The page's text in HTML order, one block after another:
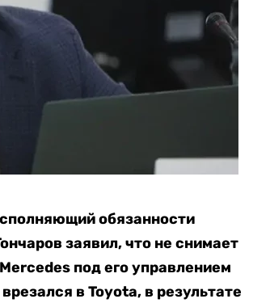
обязанности
заявил, что не снимает
под его управлением
в Toyota, в результате